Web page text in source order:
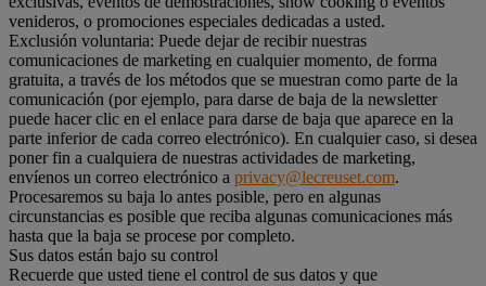
venideros, o promociones especiales dedicadas a usted.
Exclusión voluntaria: Puede dejar de recibir nuestras
comunicaciones de marketing en cualquier momento, de forma
gratuita, a través de los métodos que se muestran como parte de la
comunicación (por ejemplo, para darse de baja de la newsletter
puede hacer clic en el enlace para darse de baja que aparece en la
parte inferior de cada correo electrónico). En cualquier caso, si desea
poner fin a cualquiera de nuestras actividades de marketing,
envíenos un correo electrónico a privacy@lecreuset.com.
Procesaremos su baja lo antes posible, pero en algunas
circunstancias es posible que reciba algunas comunicaciones más
hasta que la baja se procese por completo.
Sus datos están bajo su control
Recuerde que usted tiene el control de sus datos y que